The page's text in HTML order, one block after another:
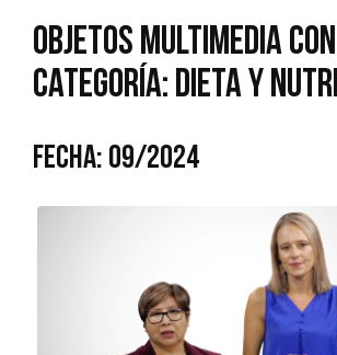
OBJETOS MULTIMEDIA CON
CATEGORÍA: DIETA Y
FECHA: 09/2024